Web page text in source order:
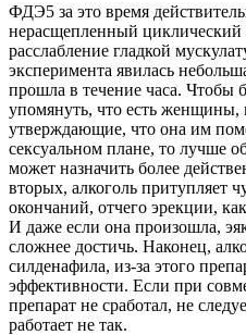
ФДЭ5 за это время
нерасщепленный
расслабление гладкой
эксперимента явилась
прошла в течение часа.
упомянуть, что есть
утверждающие, что она им
сексуальном плане, то лучше
может назначить более
вторых, алкоголь притупляет
окончаний, отчего эрекции,
И даже если она произошла,
сложнее достичь. Наконец,
силденафила, из-за этого
эффективности. Если при
препарат не сработал, не
работает не так.